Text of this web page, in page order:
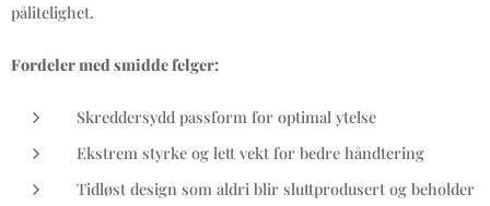
pålitelighet.
Fordeler med smidde felger:
Skreddersydd passform for optimal ytelse
Ekstrem styrke og lett vekt for bedre håndtering
Tidløst design som aldri blir sluttprodusert og beholder